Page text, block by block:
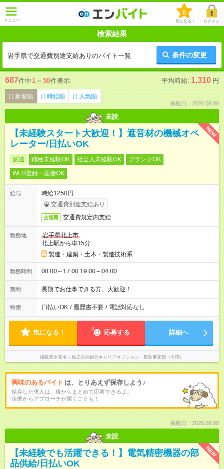
メニュー
0
気になる！ ログイン
検索結果
岩手県で交通費別途支給ありのバイト一覧 条件の変更
687件中1 ～ 50件表示 平均時給: 1,310 円
新着順 時給順 人気順
掲載日：2026.08.08
未読
NEW
【未経験スタート大歓迎！】遮音材の機械オペ
レーター/日払いOK
派遣 職種未経験OK 社会人未経験OK
ブランクOK
WEB登録・面接OK
給与
時給1250円
交通費別途支給あり
交通費 交通費規定内支給
勤務地
岩手県北上市
北上駅から車15分
製造・建築・土木・製造技術系
勤務時間 08:00～17:00 19:00～04:00
期間 長期でお仕事できる方、大歓迎！
特徴 日払いOK / 履歴書不要 / 電話対応なし
気になる！ 応募する 詳細へ
掲載元企業名 株式会社綜合キャリアオプション 製造事業部（全国）
興味のあるバイト は、とりあえず保存しよう♪
保存した求人は、後からまとめて応募できるよ。
企業からアプローチが届くことも！
掲載日：2026.08.08
未読
NEW
【未経験でも活躍できる！】電気精密機器の部
品供給/日払いOK